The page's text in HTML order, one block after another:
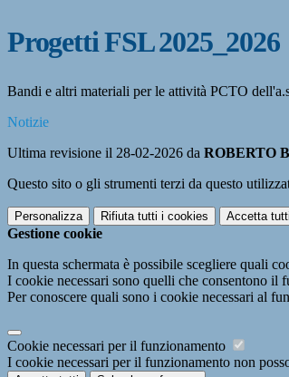
Progetti FSL 2025_2026
Bandi e altri materiali per le attività PCTO
Notizie
Ultima revisione il 28-02-2026 da ROBERTO
Questo sito o gli strumenti terzi da questo
Personalizza Rifiuta tutti i cookies Accetta tutti
Gestione cookie
In questa schermata è possibile scegliere quali
I cookie necessari sono quelli che consentono il
Per conoscere quali sono i cookie necessari al
Cookie necessari per il funzionamento
I cookie necessari per il funzionamento non